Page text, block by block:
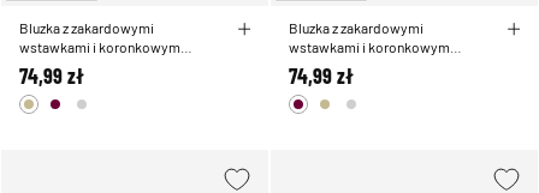
Bluzka z zakardowymi
wstawkami i koronkowym
wykonczeniem
74,99 zł
Bluzka z zakardowymi
wstawkami i koronkowym
wykonczeniem
74,99 zł